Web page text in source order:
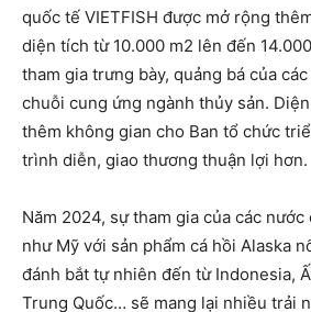
quốc tế VIETFISH được mở rộng
diện tích từ 10.000 m2 lên đến
tham gia trưng bày, quảng bá của
chuỗi cung ứng ngành thủy sản.
thêm không gian cho Ban tổ chức
trình diễn, giao thương thuận lợi hơn.
Năm 2024, sự tham gia của các
như Mỹ với sản phẩm cá hồi Alaska
đánh bắt tự nhiên đến từ Indonesia,
Trung Quốc… sẽ mang lại nhiều trải